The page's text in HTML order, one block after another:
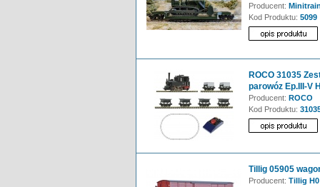
Producent:
Kod Produktu: 5099
ROCO 31035
parowóz Ep.III-V
Producent: ROCO
Kod Produktu:
Tillig 05905
Producent: Tillig H0